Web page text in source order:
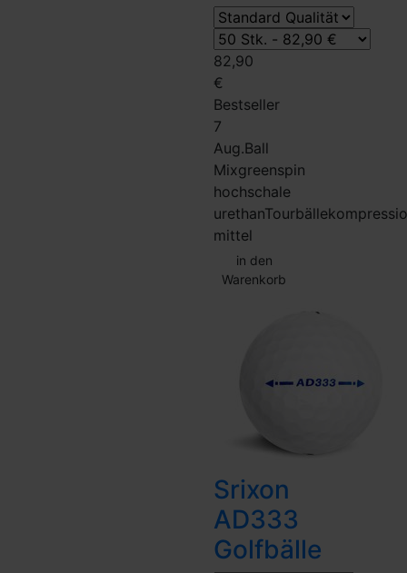
82,90
€
Bestseller
7
Aug.Ball
Mixgreenspin
hochschale
urethanTourbälle
mittel
in den
Warenkorb
Srixon
AD333
Golfbälle